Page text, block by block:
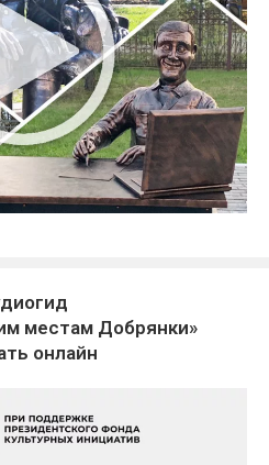
местам Добрянки»
онлайн